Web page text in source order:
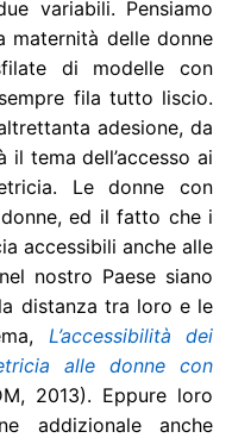
variabili. Pensiamo
maternità delle donne
di modelle con
fila tutto liscio.
adesione, da
tema dell’accesso ai
Le donne con
ed il fatto che i
accessibili anche alle
nostro Paese siano
distanza tra loro e le
L’accessibilità dei
alle donne con
2013). Eppure loro
addizionale anche